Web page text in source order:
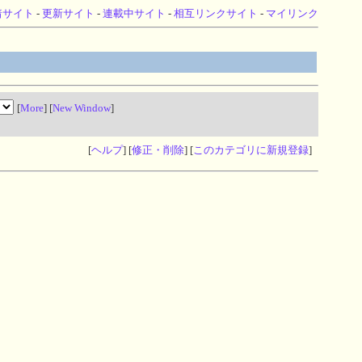
イト -更新サイト -連載中サイト -相互リンクサイト - マイリンク
[More] [New Window]
[ヘルプ] [修正・削除] [このカテゴリに新規登録]